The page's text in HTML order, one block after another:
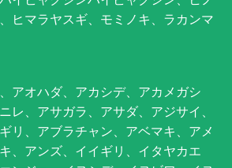
ヒマラヤスギ、モミノキ、ラカンマ
アオハダ、アカシデ、アカメガシ
レ、アサガラ、アサダ、アジサイ、
リ、アブラチャン、アベマキ、アメ
、アンズ、イイギリ、イタヤカエ